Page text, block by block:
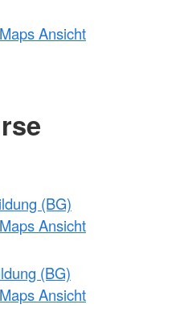
Ansicht
(BG)
Ansicht
(BG)
Ansicht